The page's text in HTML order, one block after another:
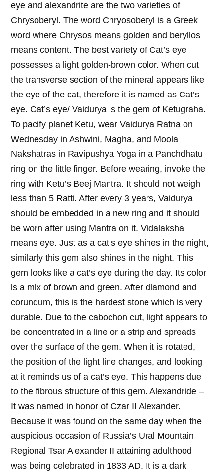
eye and alexandrite are the two varieties of
Chrysoberyl. The word Chryosoberyl is a Greek
word where Chrysos means golden and beryllos
means content. The best variety of Cat’s eye
possesses a light golden-brown color. When cut
the transverse section of the mineral appears like
the eye of the cat, therefore it is named as Cat’s
eye. Cat’s eye/ Vaidurya is the gem of Ketugraha.
To pacify planet Ketu, wear Vaidurya Ratna on
Wednesday in Ashwini, Magha, and Moola
Nakshatras in Ravipushya Yoga in a Panchdhatu
ring on the little finger. Before wearing, invoke the
ring with Ketu’s Beej Mantra. It should not weigh
less than 5 Ratti. After every 3 years, Vaidurya
should be embedded in a new ring and it should
be worn after using Mantra on it. Vidalaksha
means eye. Just as a cat’s eye shines in the night,
similarly this gem also shines in the night. This
gem looks like a cat’s eye during the day. Its color
is a mix of brown and green. After diamond and
corundum, this is the hardest stone which is very
durable. Due to the cabochon cut, light appears to
be concentrated in a line or a strip and spreads
over the surface of the gem. When it is rotated,
the position of the light line changes, and looking
at it reminds us of a cat’s eye. This happens due
to the fibrous structure of this gem. Alexandride –
It was named in honor of Czar II Alexander.
Because it was found on the same day when the
auspicious occasion of Russia’s Ural Mountain
Regional Tsar Alexander II attaining adulthood
was being celebrated in 1833 AD. It is a dark